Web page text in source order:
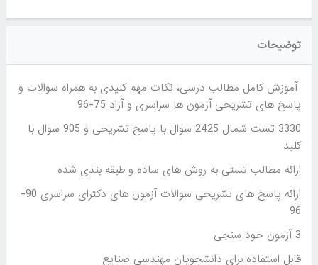
توضیحات
آموزش کامل مطالب درسی، نکات مهم کلیدی به همراه سوالات و
پاسخ های تشریحی آزمون ها سراسری و آزاد 75-96
3330 تست شمال 2425 سوال با پاسخ تشریحی و 905 سوال با
کلید
ارائه مطالب تستی به روش های ساده و طبقه بندی شده
ارائه پاسخ های تشریحی سوالات آزمون های دکترای سراسری 90-
96
3 آزمون خود سنجی
قابل استفاده برای دانشجویان مهندسی صنایع